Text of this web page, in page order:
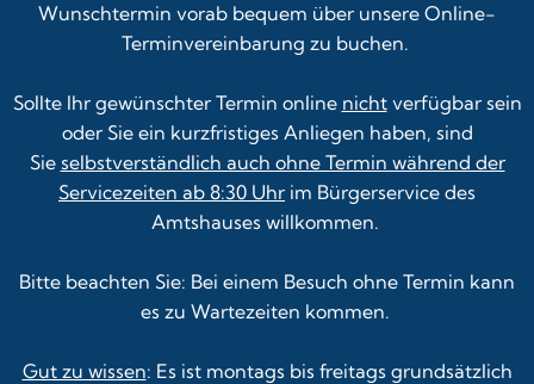
Wunschtermin vorab bequem über unsere Online-
Terminvereinbarung zu buchen.
Sollte Ihr gewünschter Termin online nichtverfügbar sein
oder Sie ein kurzfristiges Anliegen haben, sind
Sie selbstverständlich auch ohne Termin während der
Servicezeiten ab 8:30 Uhr im Bürgerservice des
Amtshauses willkommen.
Bitte beachten Sie: Bei einem Besuch ohne Termin kann
es zu Wartezeiten kommen.
Gut zu wissen: Es ist montags bis freitags grundsätzlich